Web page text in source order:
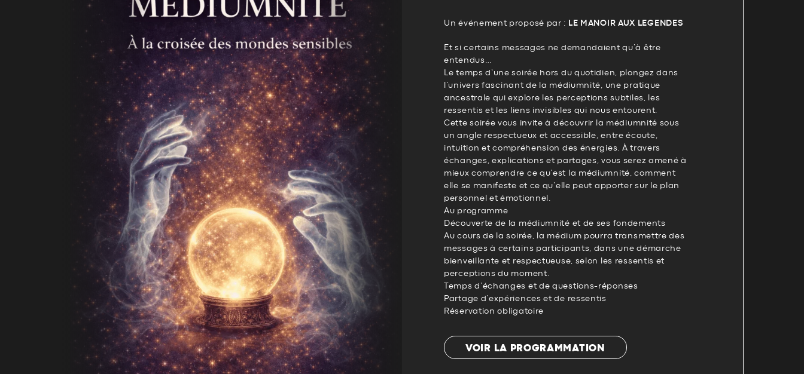
Un événement proposé par : LE MANOIR AUX LEGENDES
Et si certains messages ne demandaient qu’à être
entendus…
Le temps d’une soirée hors du quotidien, plongez dans
l’univers fascinant de la médiumnité, une pratique
ancestrale qui explore les perceptions subtiles, les
ressentis et les liens invisibles qui nous entourent.
Cette soirée vous invite à découvrir la médiumnité sous
un angle respectueux et accessible, entre écoute,
intuition et compréhension des énergies. À travers
échanges, explications et partages, vous serez amené à
mieux comprendre ce qu’est la médiumnité, comment
elle se manifeste et ce qu’elle peut apporter sur le plan
personnel et émotionnel.
Au programme
Découverte de la médiumnité et de ses fondements
Au cours de la soirée, la médium pourra transmettre des
messages à certains participants, dans une démarche
bienveillante et respectueuse, selon les ressentis et
perceptions du moment.
Temps d’échanges et de questions-réponses
Partage d’expériences et de ressentis
Réservation obligatoire
VOIR LA PROGRAMMATION